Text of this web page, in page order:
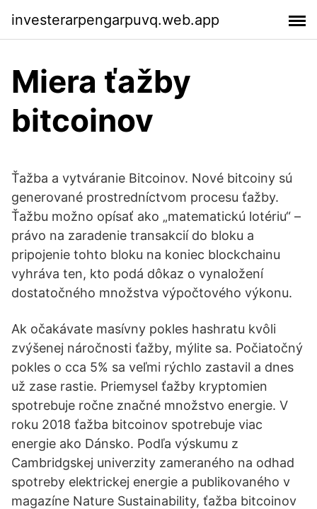
investerarpengarpuvq.web.app
Miera ťažby
bitcoinov
Ťažba a vytváranie Bitcoinov. Nové bitcoiny sú
generované prostredníctvom procesu ťažby.
Ťažbu možno opísať ako „matematickú lotériu“ –
právo na zaradenie transakcií do bloku a
pripojenie tohto bloku na koniec blockchainu
vyhráva ten, kto podá dôkaz o vynaložení
dostatočného množstva výpočtového výkonu.
Ak očakávate masívny pokles hashratu kvôli
zvýšenej náročnosti ťažby, mýlite sa. Počiatočný
pokles o cca 5% sa veľmi rýchlo zastavil a dnes
už zase rastie. Priemysel ťažby kryptomien
spotrebuje ročne značné množstvo energie. V
roku 2018 ťažba bitcoinov spotrebuje viac
energie ako Dánsko. Podľa výskumu z
Cambridgskej univerzity zameraného na odhad
spotreby elektrickej energie a publikovaného v
magazíne Nature Sustainability, ťažba bitcoinov